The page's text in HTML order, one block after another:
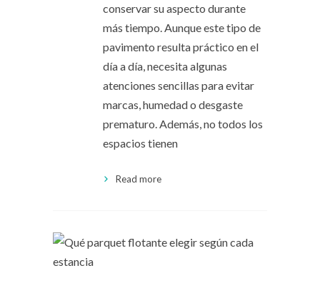
conservar su aspecto durante
más tiempo. Aunque este tipo de
pavimento resulta práctico en el
día a día, necesita algunas
atenciones sencillas para evitar
marcas, humedad o desgaste
prematuro. Además, no todos los
espacios tienen
Read more